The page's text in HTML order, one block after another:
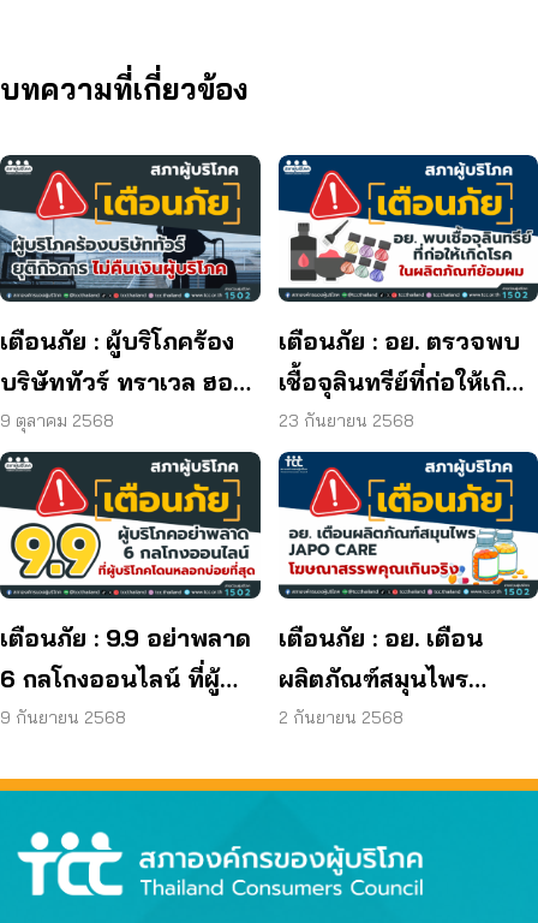
บทความที่เกี่ยวข้อง
เตือนภัย : ผู้บริโภคร้อง
บริษัททัวร์ ทราเวล ฮอลิ
เดย์ ยุติกิจการ ไม่คืนเงิน
ผู้บริโภค
9 ตุลาคม 2568
เตือนภัย : อย. ตรวจพบ
เชื้อจุลินทรีย์ที่ก่อให้เกิด
โรค และพบแบคทีเรีย
ยีสต์ และรา เกิน
มาตรฐานกำหนด ใน
ผลิตภัณฑ์ย้อมผม
23 กันยายน 2568
เตือนภัย : 9.9 อย่าพลาด
6 กลโกงออนไลน์ ที่ผู้
บริโภคโดนหลอกบ่อย
9 กันยายน 2568
เตือนภัย : อย. เตือน
ผลิตภัณฑ์สมุนไพร
JAPO CARE โฆษณา
2 กันยายน 2568